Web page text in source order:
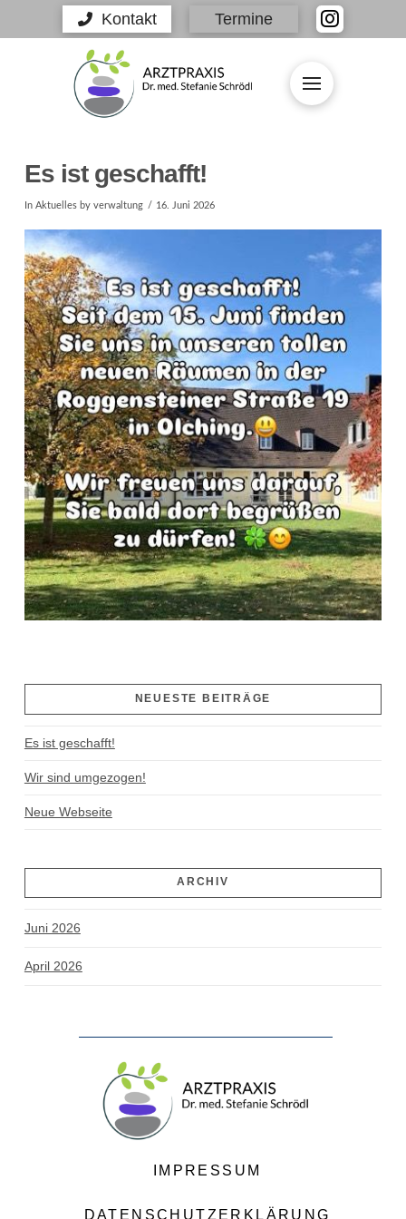
Kontakt Termine
Es ist geschafft!
In Aktuellesby verwaltung 16. Juni 2026
NEUESTE BEITRÄGE
Es ist geschafft!
Wir sind umgezogen!
Neue Webseite
ARCHIV
Juni 2026
April 2026
IMPRESSUM
DATENSCHUTZERKLÄRUNG